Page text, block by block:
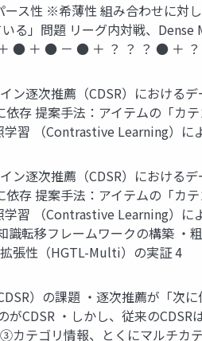
ス性 ※希薄性 組み合わせに対
いる」問題 リーグ内対戦、
● ＋ ● － ● ＋ ？ ？ ？ ● ＋
ン逐次推薦（CDSR）におけ
依存 提案手法：アイテムの「
習 （Contrastive Learning）
ン逐次推薦（CDSR）におけ
依存 提案手法：アイテムの「
習 （Contrastive Learning）
識転移フレームワークの構築
張性（HGTL-Multi）の実証 4
）の課題 ・逐次推薦が「次
がCDSR ・しかし、従来の
テゴリ情報、とくにマルチカ